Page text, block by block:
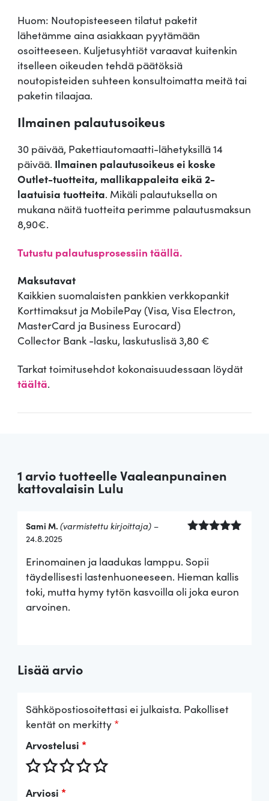
Huom: Noutopisteeseen tilatut paketit
lähetämme aina asiakkaan pyytämään
osoitteeseen. Kuljetusyhtiöt varaavat kuitenkin
itselleen oikeuden tehdä päätöksiä
noutopisteiden suhteen konsultoimatta meitä tai
paketin tilaajaa.
Ilmainen palautusoikeus
30 päivää, Pakettiautomaatti-lähetyksillä 14
päivää. Ilmainen palautusoikeus ei koske
Outlet-tuotteita, mallikappaleita eikä 2-
laatuisia tuotteita. Mikäli palautuksella on
mukana näitä tuotteita perimme palautusmaksun
8,90€.
Tutustu palautusprosessiin täällä.
Maksutavat
Kaikkien suomalaisten pankkien verkkopankit
Korttimaksut ja MobilePay (Visa, Visa Electron,
MasterCard ja Business Eurocard)
Collector Bank -lasku, laskutuslisä 3,80 €
Tarkat toimitusehdot kokonaisuudessaan löydät
täältä.
1 arvio tuotteelleVaaleanpunainen
kattovalaisin Lulu
5/ 5
Sami M.(varmistettu kirjoittaja) –
24.8.2025
Erinomainen ja laadukas lamppu. Sopii
täydellisesti lastenhuoneeseen. Hieman kallis
toki, mutta hymy tytön kasvoilla oli joka euron
arvoinen.
Lisää arvio
Sähköpostiosoitettasi ei julkaista. Pakolliset
kentät on merkitty *
Arvostelusi *
Arviosi *